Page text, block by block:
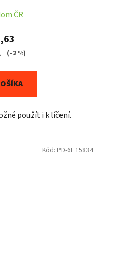
ČR
(–2 %)
použít i k líčení.
Kód: PD-6F 15834